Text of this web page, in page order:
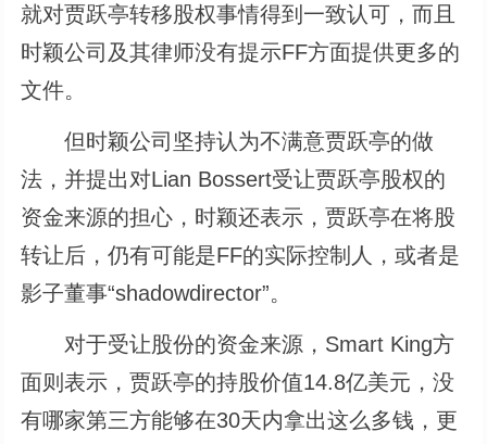
就对贾跃亭转移股权事情得到一致认可，而且
时颖公司及其律师没有提示FF方面提供更多的
文件。
但时颖公司坚持认为不满意贾跃亭的做
法，并提出对Lian Bossert受让贾跃亭股权的
资金来源的担心，时颖还表示，贾跃亭在将股
转让后，仍有可能是FF的实际控制人，或者是
影子董事“shadowdirector”。
对于受让股份的资金来源，Smart King方
面则表示，贾跃亭的持股价值14.8亿美元，没
有哪家第三方能够在30天内拿出这么多钱，更